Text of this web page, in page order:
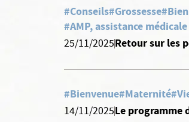
#Conseils#Grossesse
#AMP, assistance
25/11/2025Retour sur les
#Bienvenue#Maternité
14/11/2025Le programme